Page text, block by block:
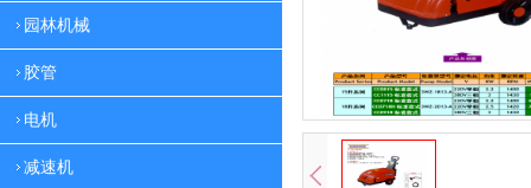
园林机械
胶管
电机
减速机